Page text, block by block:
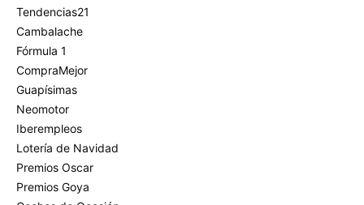
Tendencias21
Cambalache
Fórmula 1
CompraMejor
Guapísimas
Neomotor
Iberempleos
Lotería de Navidad
Premios Oscar
Premios Goya